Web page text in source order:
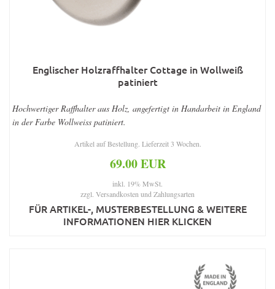
Englischer Holzraffhalter Cottage in Wollweiß
patiniert
Hochwertiger Raffhalter aus Holz, angefertigt in Handarbeit in England
in der Farbe Wollweiss patiniert.
Artikel auf Bestellung. Lieferzeit 3 Wochen.
69.00 EUR
inkl. 19% MwSt.
zzgl. Versandkosten und Zahlungsarten
FÜR ARTIKEL-, MUSTERBESTELLUNG & WEITERE
INFORMATIONEN HIER KLICKEN